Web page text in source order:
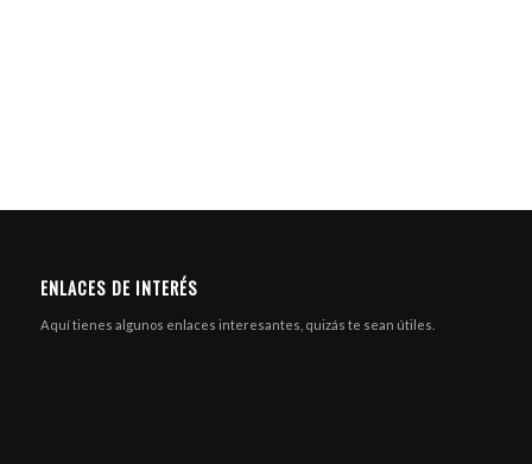
ENLACES DE INTERÉS
Aquí tienes algunos enlaces interesantes, quizás te sean útiles.